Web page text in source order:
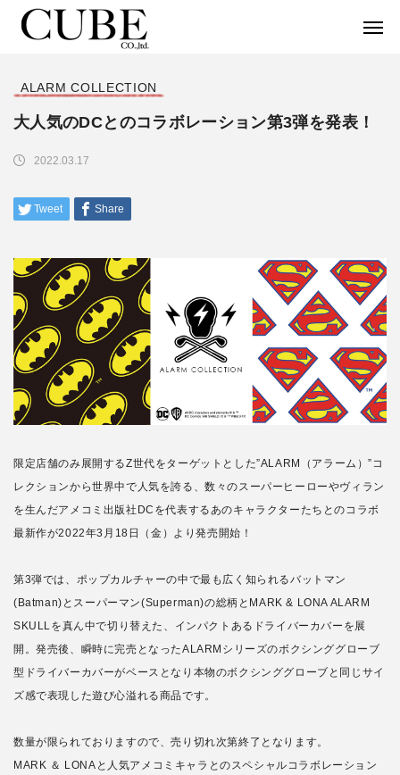
ALARM COLLECTION
大人気のDCとのコラボレーション第3弾を発表！
2022.03.17
限定店舗のみ展開するZ世代をターゲットとした”ALARM（アラーム）”コ
レクションから世界中で人気を誇る、数々のスーパーヒーローやヴィラン
を生んだアメコミ出版社DCを代表するあのキャラクターたちとのコラボ
最新作が2022年3月18日（金）より発売開始！
第3弾では、ポップカルチャーの中で最も広く知られるバットマン
(Batman)とスーパーマン(Superman)の総柄とMARK & LONA ALARM
SKULLを真ん中で切り替えた、インパクトあるドライバーカバーを展
開。発売後、瞬時に完売となったALARMシリーズのボクシンググローブ
型ドライバーカバーがベースとなり本物のボクシンググローブと同じサイ
ズ感で表現した遊び心溢れる商品です。
数量が限られておりますので、売り切れ次第終了となります。
MARK ＆ LONAと人気アメコミキャラとのスペシャルコラボレーション